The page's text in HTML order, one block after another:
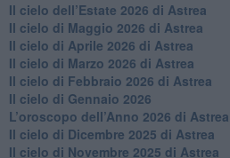
​Il cielo dell’Estate 2026 di Astrea
​Il cielo di Maggio 2026 di Astrea
​Il cielo di Aprile 2026 di Astrea
​Il cielo di Marzo 2026 di Astrea
​Il cielo di Febbraio 2026 di Astrea
Il cielo di Gennaio 2026
​L’oroscopo dell’Anno 2026 di Astrea
​Il cielo di Dicembre 2025 di Astrea
​Il cielo di Novembre 2025 di Astrea